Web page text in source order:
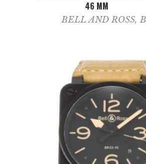
46 MM
BELL AND ROSS,